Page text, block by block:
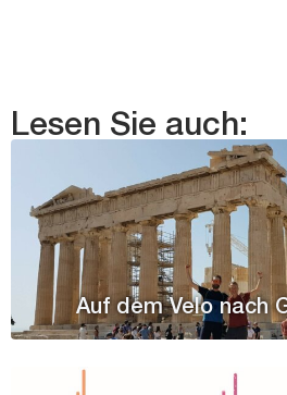
Lesen Sie auch:
Auf dem Velo nach